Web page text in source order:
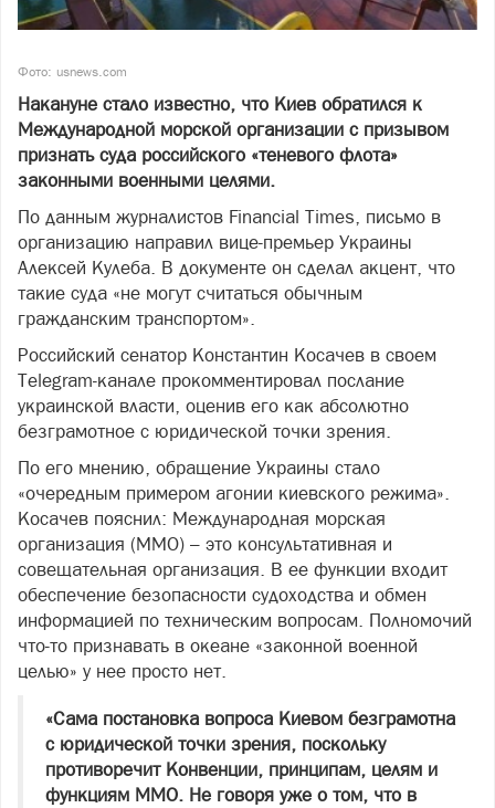
Фото: usnews.com
Накануне стало известно, что Киев обратился к
Международной морской организации с призывом
признать суда российского «теневого флота»
законными военными целями.
По данным журналистов Financial Times, письмо в
организацию направил вице-премьер Украины
Алексей Кулеба. В документе он сделал акцент, что
такие суда «не могут считаться обычным
гражданским транспортом».
Российский сенатор Константин Косачев в своем
Telegram-канале прокомментировал послание
украинской власти, оценив его как абсолютно
безграмотное с юридической точки зрения.
По его мнению, обращение Украины стало
«очередным примером агонии киевского режима».
Косачев пояснил: Международная морская
организация (ММО) – это консультативная и
совещательная организация. В ее функции входит
обеспечение безопасности судоходства и обмен
информацией по техническим вопросам. Полномочий
что-то признавать в океане «законной военной
целью» у нее просто нет.
«Сама постановка вопроса Киевом безграмотна
с юридической точки зрения, поскольку
противоречит Конвенции, принципам, целям и
функциям ММО. Не говоря уже о том, что в